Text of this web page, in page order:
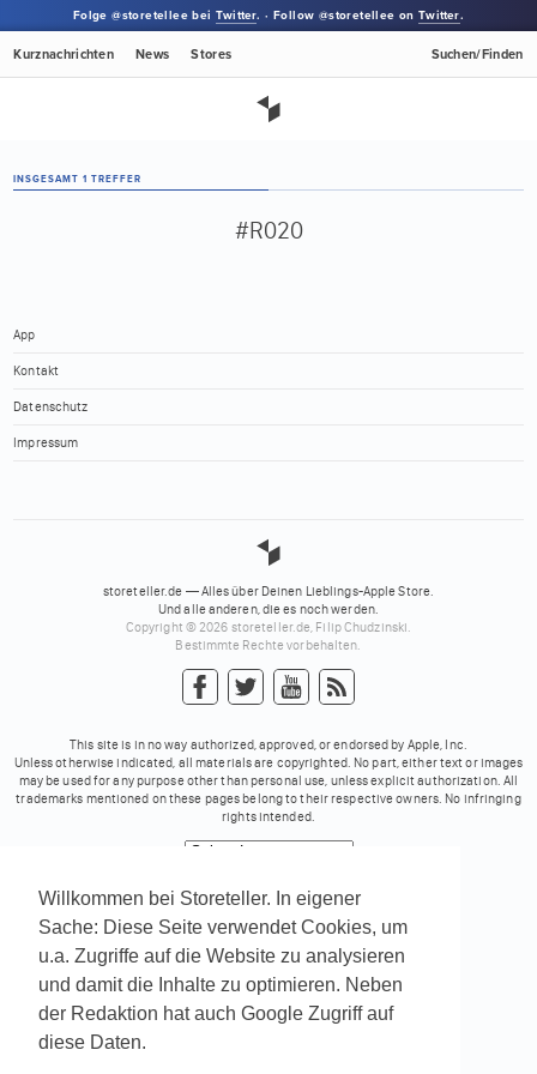
Willkommen bei Storeteller. In eigener
Sache: Diese Seite verwendet Cookies, um
u.a. Zugriffe auf die Website zu analysieren
und damit die Inhalte zu optimieren. Neben
der Redaktion hat auch Google Zugriff auf
diese Daten.
Folge @storetellee beiTwitter. · Follow @storetellee onTwitter.
Kurznachrichten News Stores Suchen/Finden
INSGESAMT 1 TREFFER
#R020
App
Kontakt
Datenschutz
Impressum
storeteller.de — Alles über Deinen Lieblings-Apple Store.
Und alle anderen, die es noch werden.
Copyright © 2026 storeteller.de, Filip Chudzinski.
Bestimmte Rechte vorbehalten.
This site is in no way authorized, approved, or endorsed by Apple, Inc.
Unless otherwise indicated, all materials are copyrighted. No part, either text or images
may be used for any purpose other than personal use, unless explicit authorization. All
trademarks mentioned on these pages belong to their respective owners. No infringing
rights intended.